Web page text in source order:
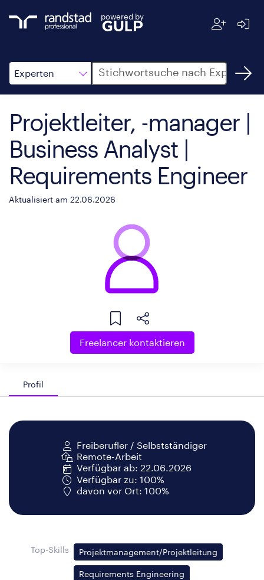
powered by
Experten
Suche
Projektleiter, -manager |
Business Analyst |
Requirements Engineer
Aktualisiert am 22.06.2026
Freelancer kontaktieren
Profil
Freiberufler / Selbstständiger
Remote-Arbeit
Verfügbar ab: 22.06.2026
Verfügbar zu: 100%
davon vor Ort: 100%
Top-Skills Projektmanagement/Projektleitung
Requirements Engineering